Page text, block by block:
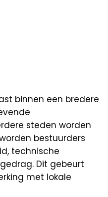
binnen een bredere
steden worden
bestuurders
technische
Dit gebeurt
met lokale